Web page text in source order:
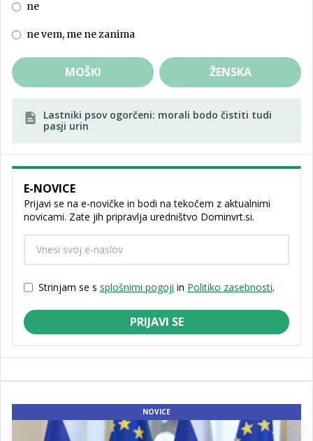
ne
ne vem, me ne zanima
MOŠKI ŽENSKA
Lastniki psov ogorčeni: morali bodo čistiti tudi
pasji urin
E-NOVICE
Prijavi se na e-novičke in bodi na tekočem z aktualnimi
novicami. Zate jih pripravlja uredništvo Dominvrt.si.
Strinjam se s splošnimi pogoji in Politiko zasebnosti.
PRIJAVI SE
NOVICE